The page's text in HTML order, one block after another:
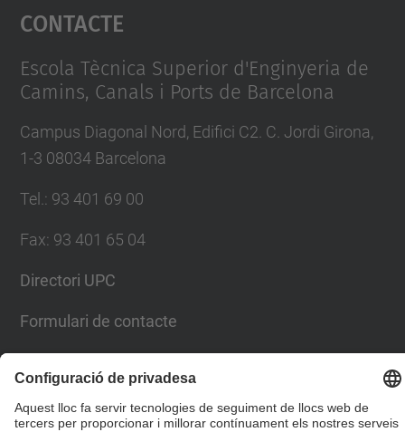
powered by
Contacte
Escola Tècnica Superior d'Enginyeria de
Camins, Canals i Ports de Barcelona
Campus Diagonal Nord, Edifici C2. C. Jordi Girona,
1-3 08034 Barcelona
Tel.: 93 401 69 00
Fax: 93 401 65 04
Directori UPC
Formulari de contacte
© UPC Escola Tècnica Superior d'Enginyers de Camins,